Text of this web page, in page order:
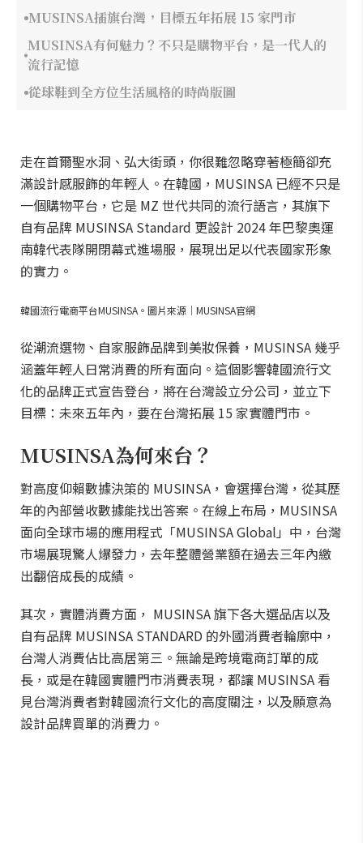
MUSINSA插旗台灣，目標五年拓展 15 家門市
MUSINSA有何魅力？不只是購物平台，是一代人的
流行記憶
從球鞋到全方位生活風格的時尚版圖
走在首爾聖水洞、弘大街頭，你很難忽略穿著極簡卻充
滿設計感服飾的年輕人。在韓國，MUSINSA 已經不只是
一個購物平台，它是 MZ 世代共同的流行語言，其旗下
自有品牌 MUSINSA Standard 更設計 2024 年巴黎奧運
南韓代表隊開閉幕式進場服，展現出足以代表國家形象
的實力。
韓國流行電商平台MUSINSA。圖片來源｜MUSINSA官網
從潮流選物、自家服飾品牌到美妝保養，MUSINSA 幾乎
涵蓋年輕人日常消費的所有面向。這個影響韓國流行文
目標：未來五年內，要在台灣拓展 15 家實體門市。
MUSINSA為何來台？
對高度仰賴數據決策的 MUSINSA，會選擇台灣，從其歷
年的內部營收數據能找出答案。在線上布局，MUSINSA
面向全球市場的應用程式「MUSINSA Global」中，台灣
出翻倍成長的成績。
其次，實體消費方面， MUSINSA 旗下各大選品店以及
自有品牌 MUSINSA STANDARD 的外國消費者輪廓中，
台灣人消費佔比高居第三。無論是跨境電商訂單的成
長，或是在韓國實體門市消費表現，都讓 MUSINSA 看